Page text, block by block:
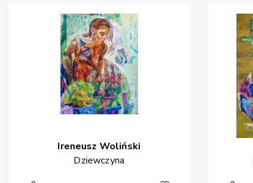
Ireneusz Woliński
Dziewczyna